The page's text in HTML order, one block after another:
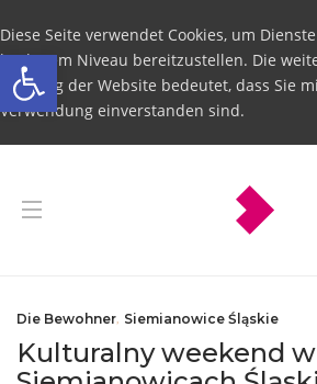
Open toolbar
Diese Seite verwendet Cookies, um
höchstem Niveau bereitzustellen. Die
Nutzung der Website bedeutet, dass Sie
Verwendung einverstanden sind.
Die Bewohner, Siemianowice Śląskie
Kulturalny weekend w